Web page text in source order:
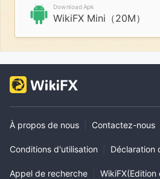
Download Apk
WikiFX Mini（20M）
À propos de nous Contactez-nous
Conditions d'utilisation Déclaration
Appel de recherche